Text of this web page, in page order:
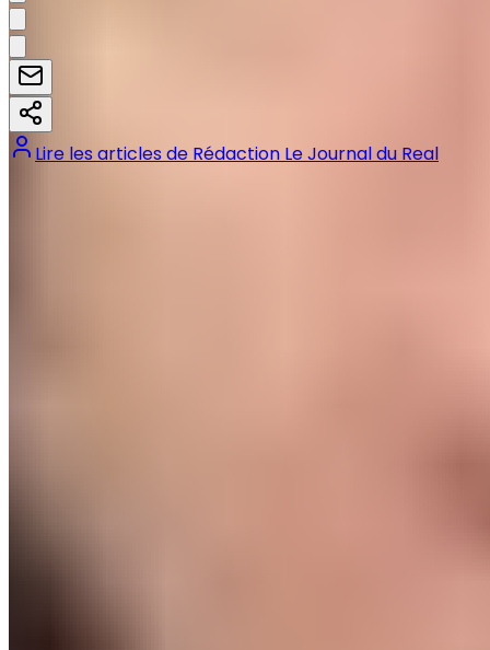
Lire les articles de Rédaction Le Journal du Real